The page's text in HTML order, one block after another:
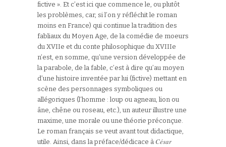
fictive ». Et c’est ici que commence le, ou plutôt
les problèmes, car, si l’on y réfléchit le roman
moins en France) qui continue la tradition des
fabliaux du Moyen Age, de la comédie de moeurs
du XVIIe et du conte philosophique du XVIIIe
n’est, en somme, qu’une version développée de
la parabole, de la fable, c’est à dire qu’au moyen
d’une histoire inventée par lui (fictive) mettant en
scène des personnages symboliques ou
allégoriques (l’homme : loup ou agneau, lion ou
âne, chêne ou roseau, etc.), un auteur illustre une
maxime, une morale ou une théorie préconçue.
Le roman français se veut avant tout didactique,
utile. Ainsi, dans la préface/dédicace à César